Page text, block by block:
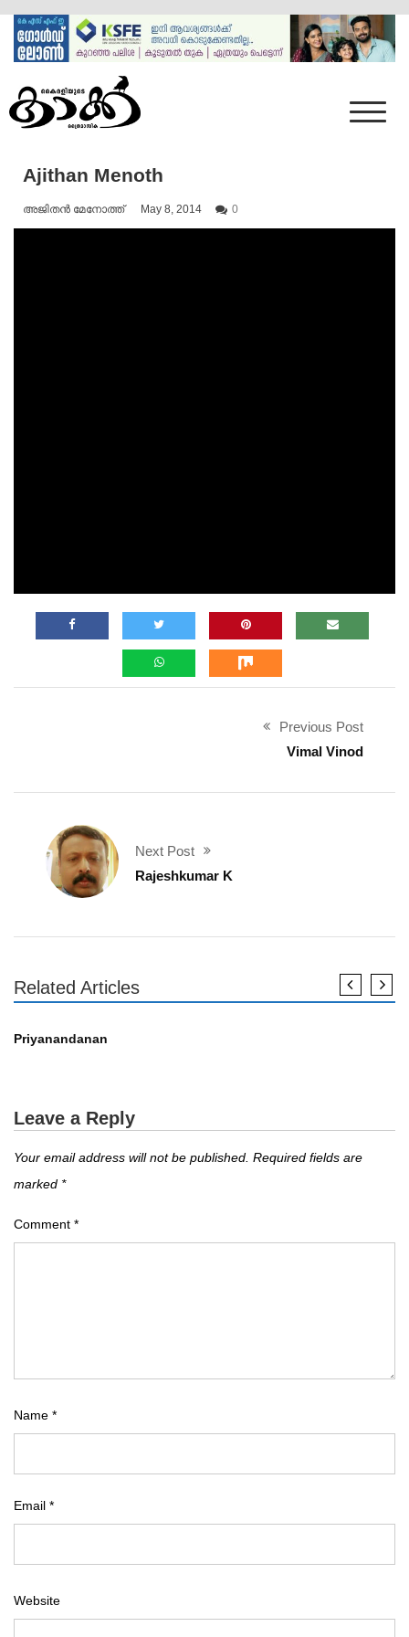
content
Ajithan Menoth
അജിതൻ മേനോത്ത് May 8, 2014 0
Previous Post
Vimal Vinod
Next Post
Rajeshkumar K
Related Articles
എഴുത്തുകാർ
Priyanandanan
Leave a Reply
Your email address will not be published. Required fields are
marked *
Comment *
Name *
Email *
Website